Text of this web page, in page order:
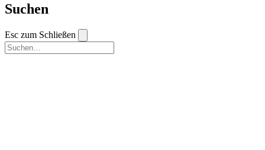
Suchen
Esc zum Schließen